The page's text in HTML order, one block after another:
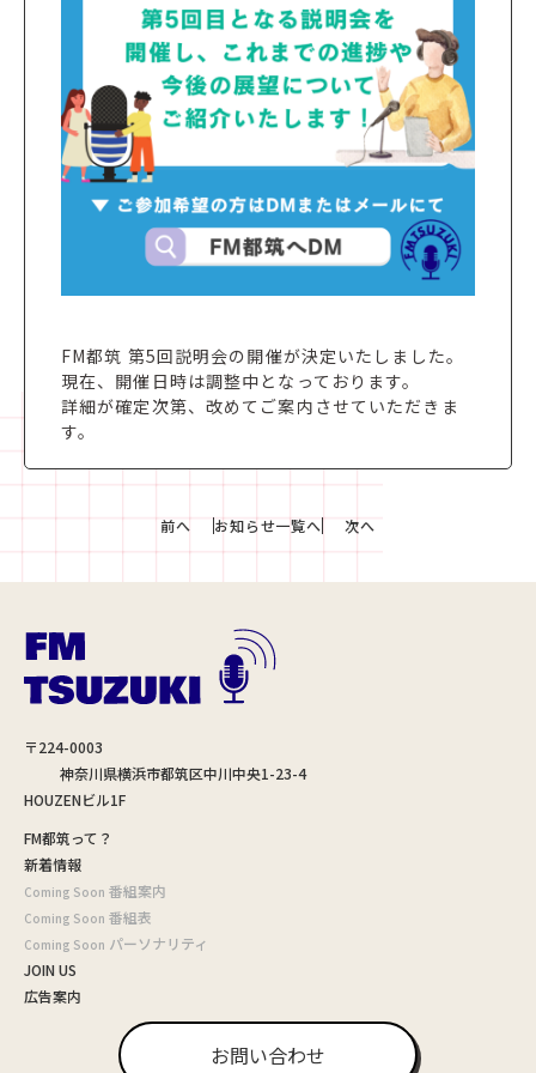
FM都筑 第5回説明会の開催が決定いたしました。
現在、開催日時は調整中となっております。
詳細が確定次第、改めてご案内させていただきま
す。
前へ お知らせ一覧へ 次へ
〒224-0003
神奈川県横浜市都筑区中川中央1-23-4
HOUZENビル1F
FM都筑って？
新着情報
Coming Soon 番組案内
Coming Soon 番組表
Coming Soon パーソナリティ
JOIN US
広告案内
お問い合わせ